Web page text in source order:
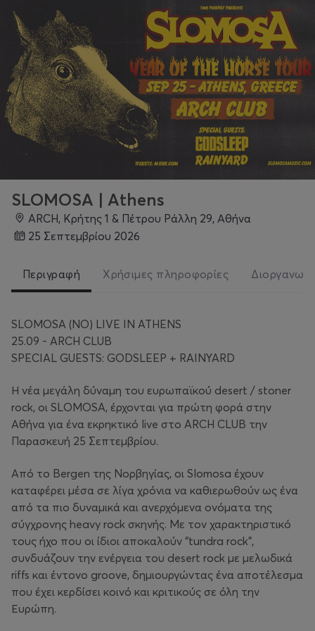
SLOMOSA | Athens
ARCH, Κρήτης 1 & Πέτρου Ράλλη 29, Αθήνα
25 Σεπτεμβρίου 2026
Περιγραφή Χρήσιμες πληροφορίες
SLOMOSA (NO) LIVE IN ATHENS
25.09 - ARCH CLUB
SPECIAL GUESTS: GODSLEEP + RAINYARD
Η νέα μεγάλη δύναμη του ευρωπαϊκού desert / stoner
rock, οι SLOMOSA, έρχονται για πρώτη φορά στην
Αθήνα για ένα εκρηκτικό live στο ARCH CLUB την
Παρασκευή 25 Σεπτεμβρίου.
Από το Bergen της Νορβηγίας, οι Slomosa έχουν
καταφέρει μέσα σε λίγα χρόνια να καθιερωθούν ως ένα
από τα πιο δυναμικά και ανερχόμενα ονόματα της
σύγχρονης heavy rock σκηνής. Με τον χαρακτηριστικό
τους ήχο που οι ίδιοι αποκαλούν “tundra rock”,
συνδυάζουν την ενέργεια του desert rock με μελωδικά
riffs και έντονο groove, δημιουργώντας ένα αποτέλεσμα
που έχει κερδίσει κοινό και κριτικούς σε όλη την
Ευρώπη.